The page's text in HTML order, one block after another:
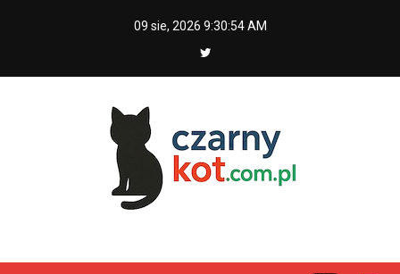
09 sie, 2026 9:30:55 AM